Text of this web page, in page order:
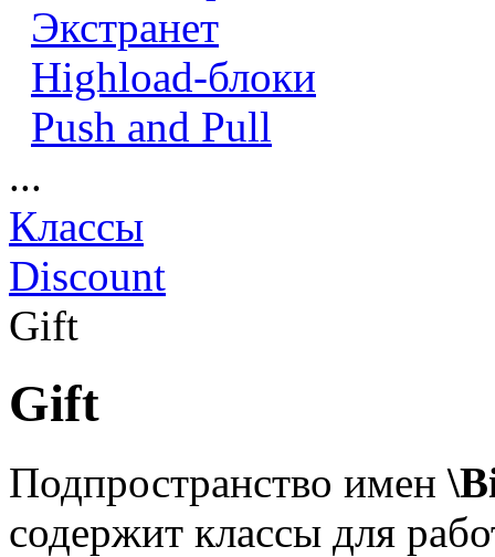
Экстранет
Highload-блоки
Push and Pull
...
Классы
Discount
Gift
Gift
Подпространство имен
содержит классы для